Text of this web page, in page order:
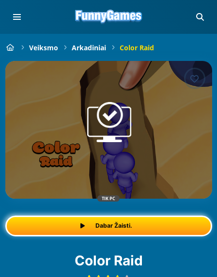
Veiksmo Arkadiniai Color Raid
TIK PC
Dabar Žaisti.
Color Raid